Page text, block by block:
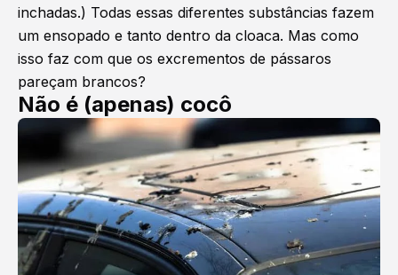
inchadas.) Todas essas diferentes substâncias fazem
um ensopado e tanto dentro da cloaca. Mas como
isso faz com que os excrementos de pássaros
pareçam brancos?
Não é (apenas) cocô